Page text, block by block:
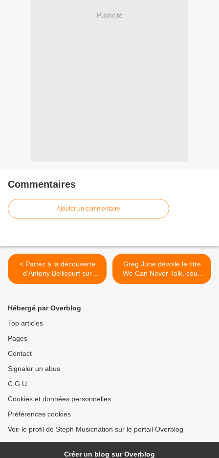
Publicité
Commentaires
Ajouter un commentaire
< Partez à la découverte
d’Antony Bellicourt sur
l’album Errata !
Greg June dévoile le titre
We Can Never Talk, coup
de cœur ! >
Hébergé par Overblog
Top articles
Pages
Contact
Signaler un abus
C.G.U.
Cookies et données personnelles
Préférences cookies
Voir le profil de Steph Musicnation sur le portail Overblog
Créer un blog sur Overblog